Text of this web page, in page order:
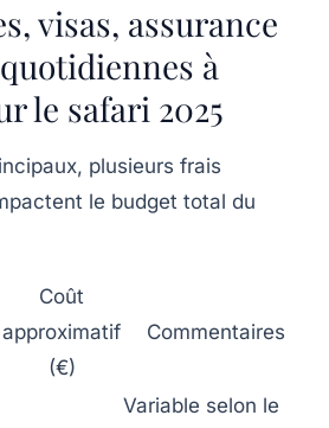
visas, assurance
à
le safari 2025
plusieurs frais
le budget total du
Coût
approximatif
(€)
Commentaires
Variable selon le